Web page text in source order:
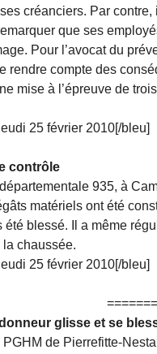
créanciers. Par
que ses
Pour l’avocat du
rendre compte des
mise à l’épreuve de
25 février 2010[/bleu]
contrôle
935, à
matériels ont été
été blessé. Il a même
chaussée.
25 février 2010[/bleu]
glisse et se
PGHM de Pierrefitte-